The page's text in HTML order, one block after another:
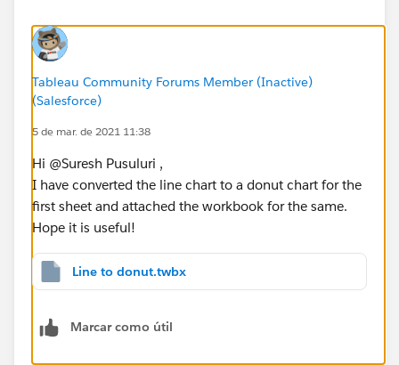
Tableau Community Forums Member (Inactive)
(Salesforce)
5 de mar. de 2021 11:38
Hi @Suresh Pusuluri​ ,
I have converted the line chart to a donut chart for the
first sheet and attached the workbook for the same.
Hope it is useful!
Line to donut.twbx
Marcar como útil